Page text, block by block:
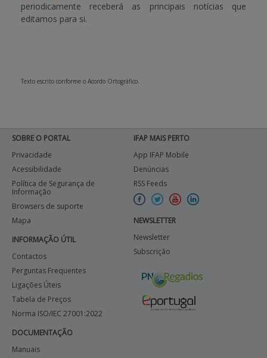
APOIO AO BENEFICIÁRIO
periodicamente receberá as principais notícias que
editamos para si.
Texto escrito conforme o Acordo Ortográfico.
SOBRE O PORTAL
Privacidade
Acessibilidade
Política de Segurança de
Informação
Browsers de suporte
Mapa
INFORMAÇÃO ÚTIL
Contactos
Perguntas Frequentes
Ligações Úteis
Tabela de Preços
Norma ISO/IEC 27001:2022
DOCUMENTAÇÃO
Manuais
IFAP MAIS PERTO
App IFAP Mobile
Denúncias
RSS Feeds
NEWSLETTER
Newsletter
Subscrição